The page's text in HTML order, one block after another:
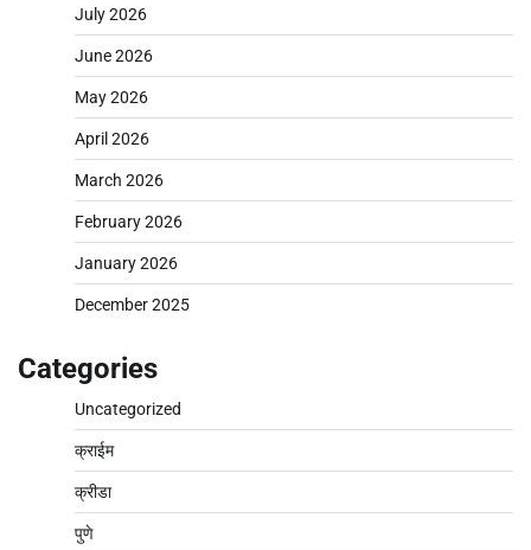
July 2026
June 2026
May 2026
April 2026
March 2026
February 2026
January 2026
December 2025
Categories
Uncategorized
क्राईम
क्रीडा
पुणे